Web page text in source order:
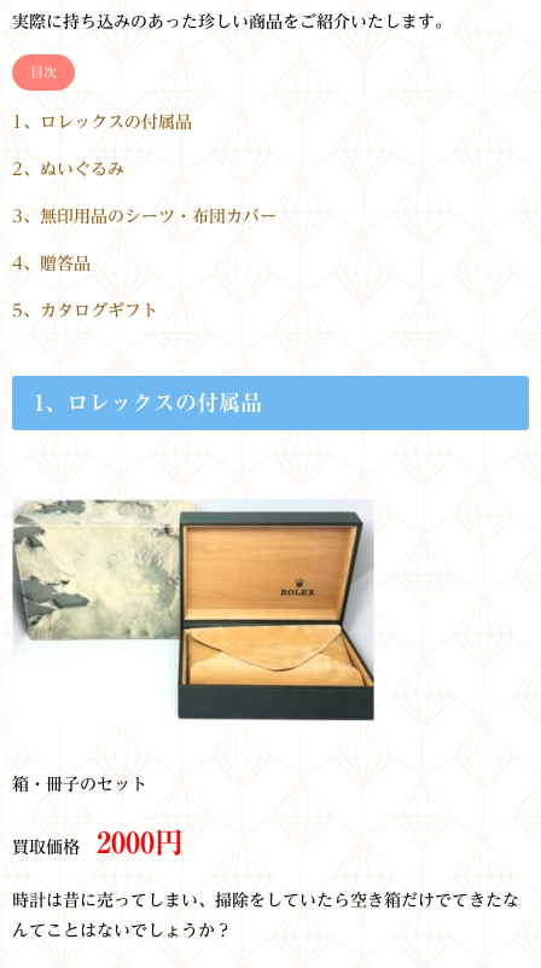
実際に持ち込みのあった珍しい商品をご紹介いたします。
目次
1、ロレックスの付属品
2、ぬいぐるみ
3、無印用品のシーツ・布団カバー
4、贈答品
5、カタログギフト
1、ロレックスの付属品
箱・冊子のセット
買取価格 2000円
時計は昔に売ってしまい、掃除をしていたら空き箱だけでてきたな
んてことはないでしょうか？